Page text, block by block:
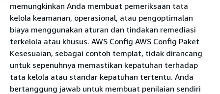
memungkinkan Anda membuat pemeriksaan tata
kelola keamanan, operasional, atau pengoptimalan
biaya menggunakan aturan dan tindakan remediasi
terkelola atau khusus. AWS Config AWS Config Paket
Kesesuaian, sebagai contoh templat, tidak dirancang
untuk sepenuhnya memastikan kepatuhan terhadap
tata kelola atau standar kepatuhan tertentu. Anda
bertanggung jawab untuk membuat penilaian sendiri